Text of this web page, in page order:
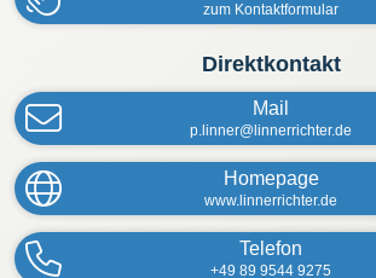
zum Kontaktformular
Scan my business card
First name Last name
Email address (optional)
Direktkontakt
Mail
p.linner@linnerrichter.de
Homepage
www.linnerrichter.de
Telefon
+49 89 9544 9275